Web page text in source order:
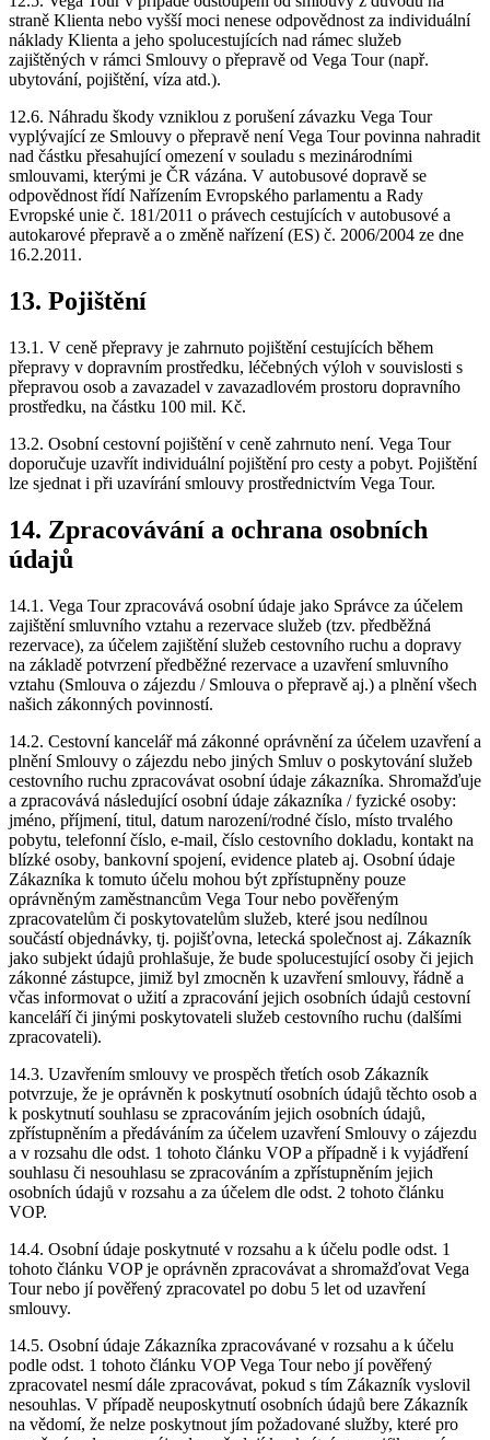
straně Klienta nebo vyšší moci nenese odpovědnost za individuální
náklady Klienta a jeho spolucestujících nad rámec služeb
zajištěných v rámci Smlouvy o přepravě od Vega Tour (např.
ubytování, pojištění, víza atd.).
12.6. Náhradu škody vzniklou z porušení závazku Vega Tour
vyplývající ze Smlouvy o přepravě není Vega Tour povinna nahradit
nad částku přesahující omezení v souladu s mezinárodními
smlouvami, kterými je ČR vázána. V autobusové dopravě se
odpovědnost řídí Nařízením Evropského parlamentu a Rady
Evropské unie č. 181/2011 o právech cestujících v autobusové a
autokarové přepravě a o změně nařízení (ES) č. 2006/2004 ze dne
16.2.2011.
13. Pojištění
13.1. V ceně přepravy je zahrnuto pojištění cestujících během
přepravy v dopravním prostředku, léčebných výloh v souvislosti s
přepravou osob a zavazadel v zavazadlovém prostoru dopravního
prostředku, na částku 100 mil. Kč.
13.2. Osobní cestovní pojištění v ceně zahrnuto není. Vega Tour
doporučuje uzavřít individuální pojištění pro cesty a pobyt. Pojištění
lze sjednat i při uzavírání smlouvy prostřednictvím Vega Tour.
14. Zpracovávání a ochrana osobních
údajů
14.1. Vega Tour zpracovává osobní údaje jako Správce za účelem
zajištění smluvního vztahu a rezervace služeb (tzv. předběžná
rezervace), za účelem zajištění služeb cestovního ruchu a dopravy
na základě potvrzení předběžné rezervace a uzavření smluvního
vztahu (Smlouva o zájezdu / Smlouva o přepravě aj.) a plnění všech
našich zákonných povinností.
14.2. Cestovní kancelář má zákonné oprávnění za účelem uzavření a
plnění Smlouvy o zájezdu nebo jiných Smluv o poskytování služeb
cestovního ruchu zpracovávat osobní údaje zákazníka. Shromažďuje
a zpracovává následující osobní údaje zákazníka / fyzické osoby:
jméno, příjmení, titul, datum narození/rodné číslo, místo trvalého
pobytu, telefonní číslo, e-mail, číslo cestovního dokladu, kontakt na
blízké osoby, bankovní spojení, evidence plateb aj. Osobní údaje
Zákazníka k tomuto účelu mohou být zpřístupněny pouze
oprávněným zaměstnancům Vega Tour nebo pověřeným
zpracovatelům či poskytovatelům služeb, které jsou nedílnou
součástí objednávky, tj. pojišťovna, letecká společnost aj. Zákazník
jako subjekt údajů prohlašuje, že bude spolucestující osoby či jejich
zákonné zástupce, jimiž byl zmocněn k uzavření smlouvy, řádně a
včas informovat o užití a zpracování jejich osobních údajů cestovní
kanceláří či jinými poskytovateli služeb cestovního ruchu (dalšími
zpracovateli).
14.3. Uzavřením smlouvy ve prospěch třetích osob Zákazník
potvrzuje, že je oprávněn k poskytnutí osobních údajů těchto osob a
k poskytnutí souhlasu se zpracováním jejich osobních údajů,
zpřístupněním a předáváním za účelem uzavření Smlouvy o zájezdu
a v rozsahu dle odst. 1 tohoto článku VOP a případně i k vyjádření
souhlasu či nesouhlasu se zpracováním a zpřístupněním jejich
osobních údajů v rozsahu a za účelem dle odst. 2 tohoto článku
VOP.
14.4. Osobní údaje poskytnuté v rozsahu a k účelu podle odst. 1
tohoto článku VOP je oprávněn zpracovávat a shromažďovat Vega
Tour nebo jí pověřený zpracovatel po dobu 5 let od uzavření
smlouvy.
14.5. Osobní údaje Zákazníka zpracovávané v rozsahu a k účelu
podle odst. 1 tohoto článku VOP Vega Tour nebo jí pověřený
zpracovatel nesmí dále zpracovávat, pokud s tím Zákazník vyslovil
nesouhlas. V případě neuposkytnutí osobních údajů bere Zákazník
na vědomí, že nelze poskytnout jím požadované služby, které pro